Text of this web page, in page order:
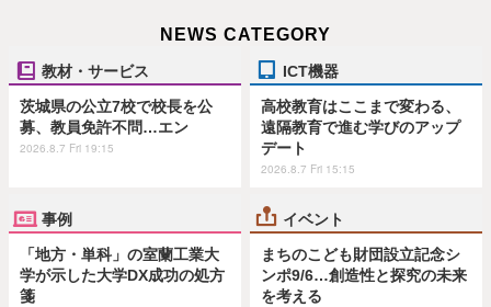
NEWS CATEGORY
教材・サービス
茨城県の公立7校で校長を公
募、教員免許不問…エン
2026.8.7 Fri 19:15
ICT機器
高校教育はここまで変わる、
遠隔教育で進む学びのアップ
デート
2026.8.7 Fri 15:15
事例
「地方・単科」の室蘭工業大
学が示した大学DX成功の処方
箋
イベント
まちのこども財団設立記念シ
ンポ9/6…創造性と探究の未来
を考える